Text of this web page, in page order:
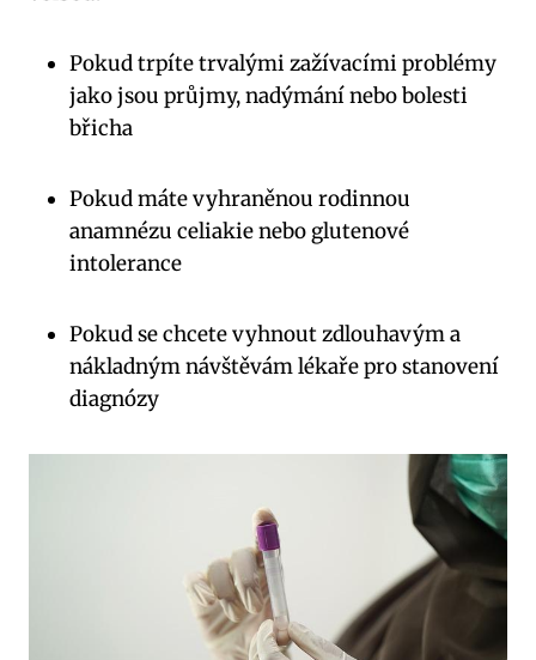
Pokud trpíte trvalými zažívacími problémy
jako jsou průjmy, nadýmání nebo bolesti
břicha
Pokud máte vyhraněnou rodinnou
anamnézu celiakie nebo glutenové
intolerance
Pokud se chcete vyhnout zdlouhavým a
nákladným návštěvám lékaře pro stanovení
diagnózy